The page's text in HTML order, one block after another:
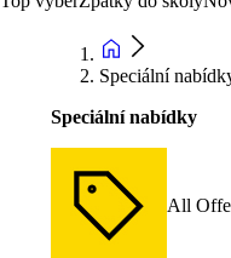
Speciální
Speciální nabídky
All